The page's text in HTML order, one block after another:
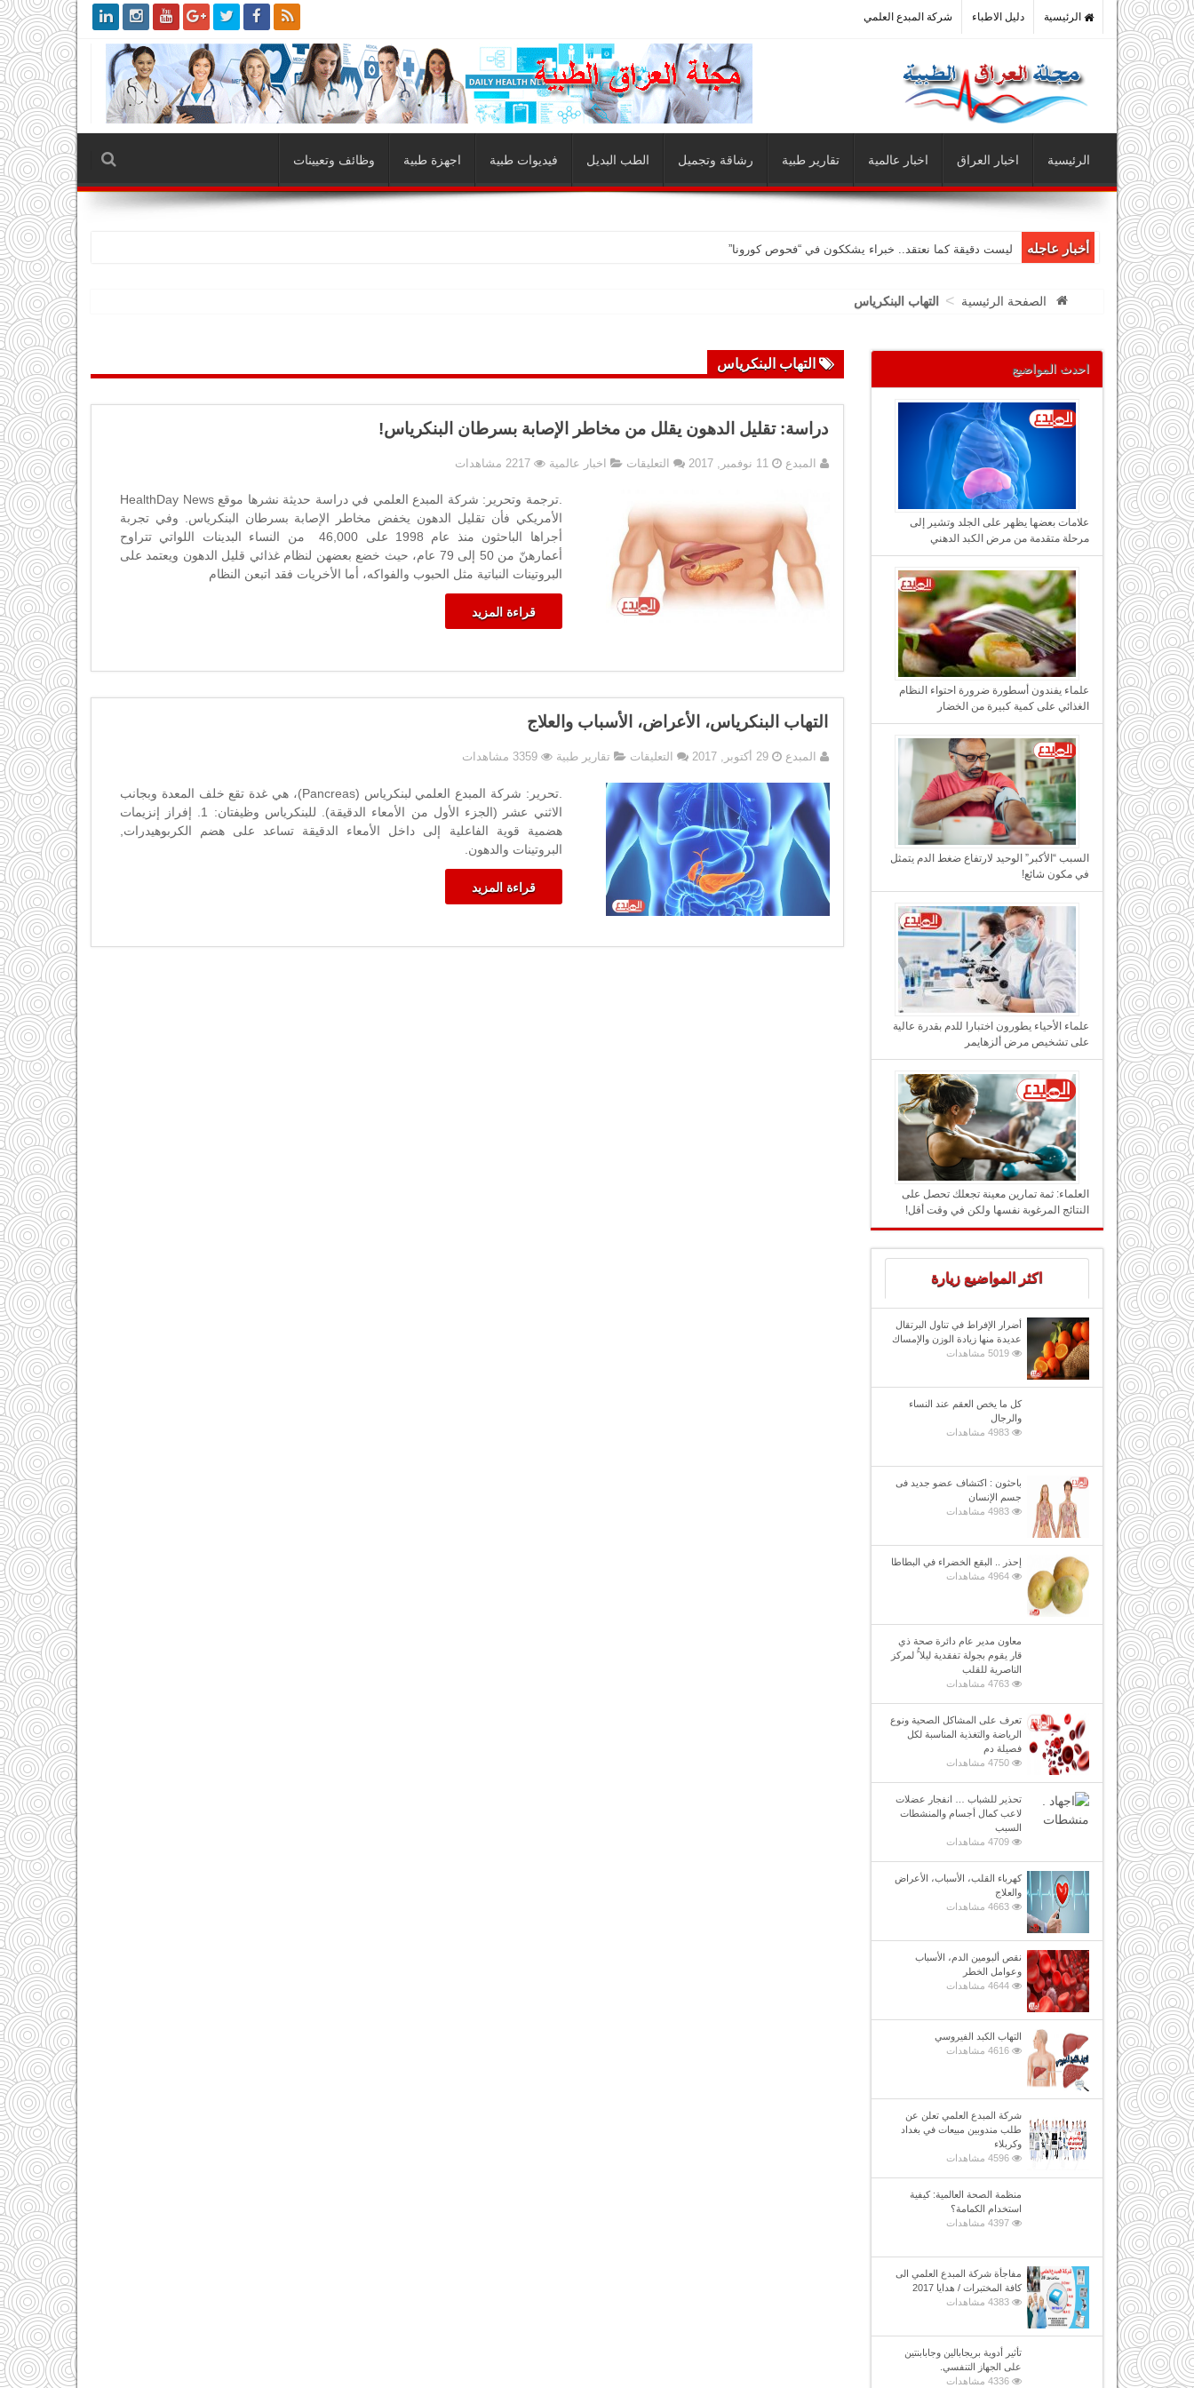
الرئيسية دليل الاطباء شركة المبدع العلمي
الرئيسية اخبار العراق اخبار عالمية تقارير طبية رشاقة وتجميل الطب البديل فيديوات طبية اجهزة طبية وظائف وتعيينات
أخبار عاجله ليست دقيقة كما نعتقد.. خبراء يشككون في “فحوص كورونا”
الصفحة الرئيسية > التهاب البنكرياس
التهاب البنكرياس
دراسة: تقليل الدهون يقلل من مخاطر الإصابة بسرطان البنكرياس!
المبدع 11 نوفمبر, 2017 التعليقاتعلى
من
مخاطر
الإصابة
بسرطان
البنكرياس!
اخبار عالمية 2217 مشاهدات
.ترجمة وتحرير: شركة المبدع العلمي في دراسة حديثة نشرها موقع HealthDay News
الأمريكي فأن تقليل الدهون يخفض مخاطر الإصابة بسرطان البنكرياس. وفي تجربة
أجراها الباحثون منذ عام 1998 على 46,000 من النساء البدينات اللواتي تتراوح
أعمارهنّ من 50 إلى 79 عام، حيث خضع بعضهن لنظام غذائي قليل الدهون ويعتمد على
البروتينات النباتية مثل الحبوب والفواكه، أما الأخريات فقد اتبعن النظام
قراءة المزيد
التهاب البنكرياس، الأعراض، الأسباب والعلاج
المبدع 29 أكتوبر, 2017 التعليقاتعلى
البنكرياس،
الأعراض،
الأسباب
والعلاج
مغلقة
تقارير طبية 3359 مشاهدات
.تحرير: شركة المبدع العلمي لبنكرياس (Pancreas)، هي غدة تقع خلف المعدة وبجانب
الاثني عشر (الجزء الأول من الأمعاء الدقيقة). للبنكرياس وظيفتان: 1. إفراز إنزيمات
هضمية قوية الفاعلية إلى داخل الأمعاء الدقيقة تساعد على هضم الكربوهيدرات,
البروتينات والدهون.
قراءة المزيد
احدث المواضيع
علامات بعضها يظهر على الجلد وتشير إلى
مرحلة متقدمة من مرض الكبد الدهني
علماء يفندون أسطورة ضرورة احتواء النظام
الغذائي على كمية كبيرة من الخضار
السبب “الأكبر” الوحيد لارتفاع ضغط الدم يتمثل
في مكون شائع!
علماء الأحياء يطورون اختبارا للدم بقدرة عالية
على تشخيص مرض ألزهايمر
العلماء: ثمة تمارين معينة تجعلك تحصل على
النتائج المرغوبة نفسها ولكن في وقت أقل!
اكثر المواضيع زيارة
أضرار الإفراط في تناول البرتقال
عديدة منها زيادة الوزن والإمساك
5019 مشاهدات
كل ما يخص العقم عند النساء
والرجال
4983 مشاهدات
باحثون : اكتشاف عضو جديد فى
جسم الإنسان
4983 مشاهدات
إحذر .. البقع الخضراء في البطاطا
4964 مشاهدات
معاون مدير عام دائرة صحة ذي
قار يقوم بجولة تفقدية ليلا ًُ لمركز
الناصرية للقلب
4763 مشاهدات
تعرف على المشاكل الصحية ونوع
الرياضة والتغذية المناسبة لكل
فصيلة دم
4750 مشاهدات
تحذير للشباب … انفجار عضلات
لاعب كمال أجسام والمنشطات
السبب
4709 مشاهدات
كهرباء القلب، الأسباب، الأعراض
والعلاج
4663 مشاهدات
نقص ألبومين الدم، الأسباب
وعوامل الخطر
4644 مشاهدات
التهاب الكبد الفيروسي
4616 مشاهدات
شركة المبدع العلمي تعلن عن
طلب مندوبين مبيعات في بغداد
وكربلاء
4596 مشاهدات
منظمة الصحة العالمية: كيفية
استخدام الكمامة؟
4397 مشاهدات
مفاجأة شركة المبدع العلمي الى
كافة المختبرات / هدايا 2017
4383 مشاهدات
تأثير أدوية بريجابالين وجابابنتين
على الجهاز التنفسي.
4336 مشاهدات